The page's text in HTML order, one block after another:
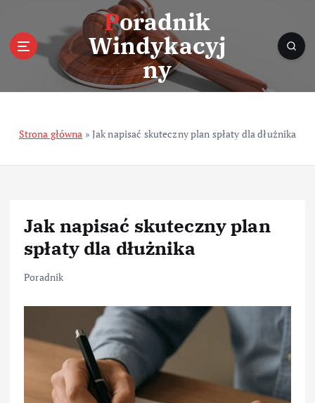
e
Poradnik
Windykacyj
ny
Strona główna » Jak napisać skuteczny plan spłaty dla dłużnika
Jak napisać skuteczny plan
spłaty dla dłużnika
Poradnik